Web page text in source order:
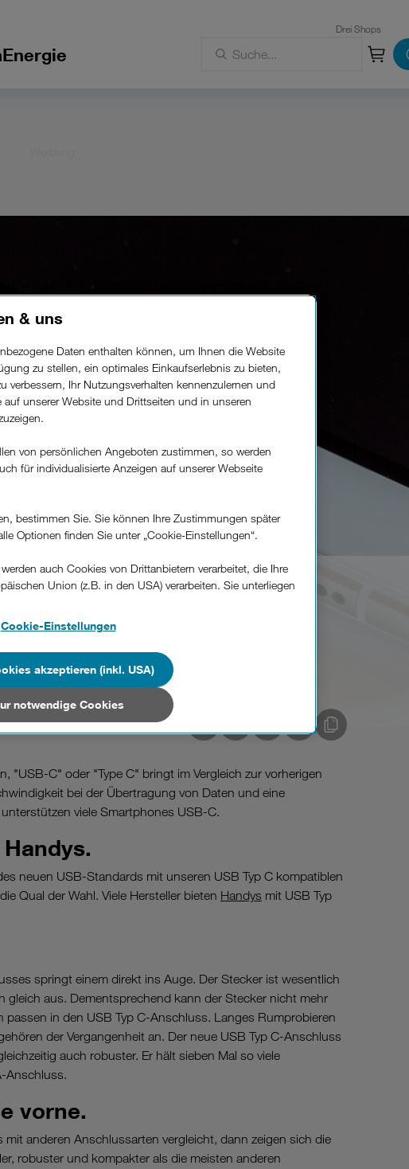
Drei Shops
Energie
Typ C-
FacebookTwitterLinkedIn
E-Mail Link des Blogs kopieren
"USB-C" oder "Type C" bringt im Vergleich zur vorherigen
bei der Übertragung von Daten und eine
viele Smartphones USB-C.
neuen USB-Standards mit unseren USB Typ C kompatiblen
Qual der Wahl. Viele Hersteller bieten Handys mit USB Typ
springt einem direkt ins Auge. Der Stecker ist wesentlich
gleich aus. Dementsprechend kann der Stecker nicht mehr
in den USB Typ C-Anschluss. Langes Rumprobieren
der Vergangenheit an. Der neue USB Typ C-Anschluss
auch robuster. Er hält sieben Mal so viele
Anschluss.
vorne.
anderen Anschlussarten vergleicht, dann zeigen sich die
robuster und kompakter als die meisten anderen
& uns
Daten enthalten können, um Ihnen die Website
zu stellen, ein optimales Einkaufserlebnis zu bieten,
verbessern, Ihr Nutzungsverhalten kennenzulernen und
unserer Website und Drittseiten und in unseren
von persönlichen Angeboten zustimmen, so werden
für individualisierte Anzeigen auf unserer Webseite
bestimmen Sie. Sie können Ihre Zustimmungen später
Optionen finden Sie unter „Cookie-Einstellungen“.
auch Cookies von Drittanbietern verarbeitet, die Ihre
Union (z.B. in den USA) verarbeiten. Sie unterliegen
die ein ähnliches Datenschutzniveau wie in der
Privacy Framework), werden wie europäische
wählen, dann sind für Sie nur jene Cookies im Einsatz, die
sind.
Cookie-Einstellungen
notwendige Cookies
akzeptieren (inkl. USA)